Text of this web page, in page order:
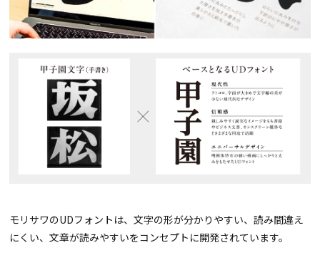
モリサワのUDフォントは、文字の形が分かりやすい、読み間違え
にくい、文章が読みやすいをコンセプトに開発されています。